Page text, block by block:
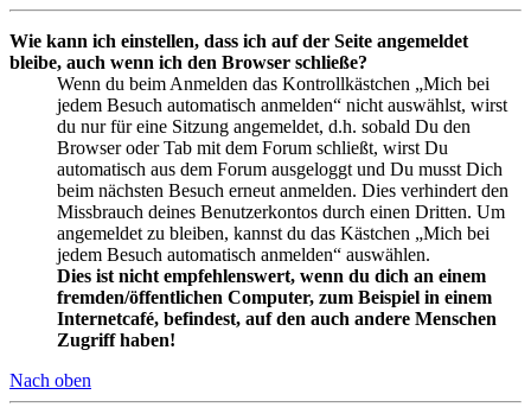
Wie kann ich einstellen, dass ich auf der Seite angemeldet
bleibe, auch wenn ich den Browser schließe?
Wenn du beim Anmelden das Kontrollkästchen „Mich bei
jedem Besuch automatisch anmelden“ nicht auswählst, wirst
du nur für eine Sitzung angemeldet, d.h. sobald Du den
Browser oder Tab mit dem Forum schließt, wirst Du
automatisch aus dem Forum ausgeloggt und Du musst Dich
beim nächsten Besuch erneut anmelden. Dies verhindert den
Missbrauch deines Benutzerkontos durch einen Dritten. Um
angemeldet zu bleiben, kannst du das Kästchen „Mich bei
jedem Besuch automatisch anmelden“ auswählen.
Dies ist nicht empfehlenswert, wenn du dich an einem
fremden/öffentlichen Computer, zum Beispiel in einem
Internetcafé, befindest, auf den auch andere Menschen
Zugriff haben!
Nach oben